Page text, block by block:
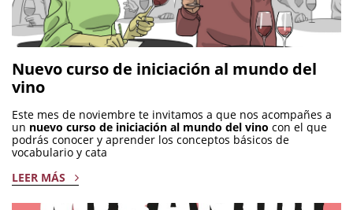
Nuevo curso de iniciación al mundo del
vino
Este mes de noviembre te invitamos a que nos acompañes a
un nuevo curso de iniciación al mundo del vino con el que
podrás conocer y aprender los conceptos básicos de
vocabulario y cata
LEER MÁS